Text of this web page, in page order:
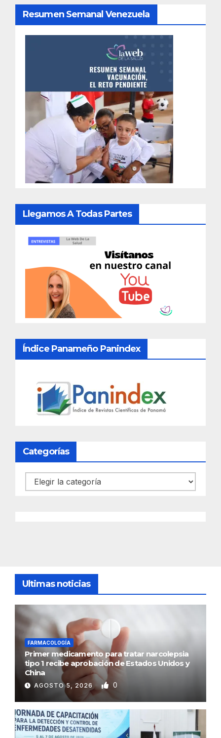
Resumen Semanal Venezuela
Llegamos A Todas Partes
Índice Panameño Panindex
Categorías
Categorías
Ultimas noticias
FARMACOLOGÍA
Primer medicamento para tratar narcolepsia
tipo 1 recibe aprobación de Estados Unidos y
China
AGOSTO 5, 2026 0